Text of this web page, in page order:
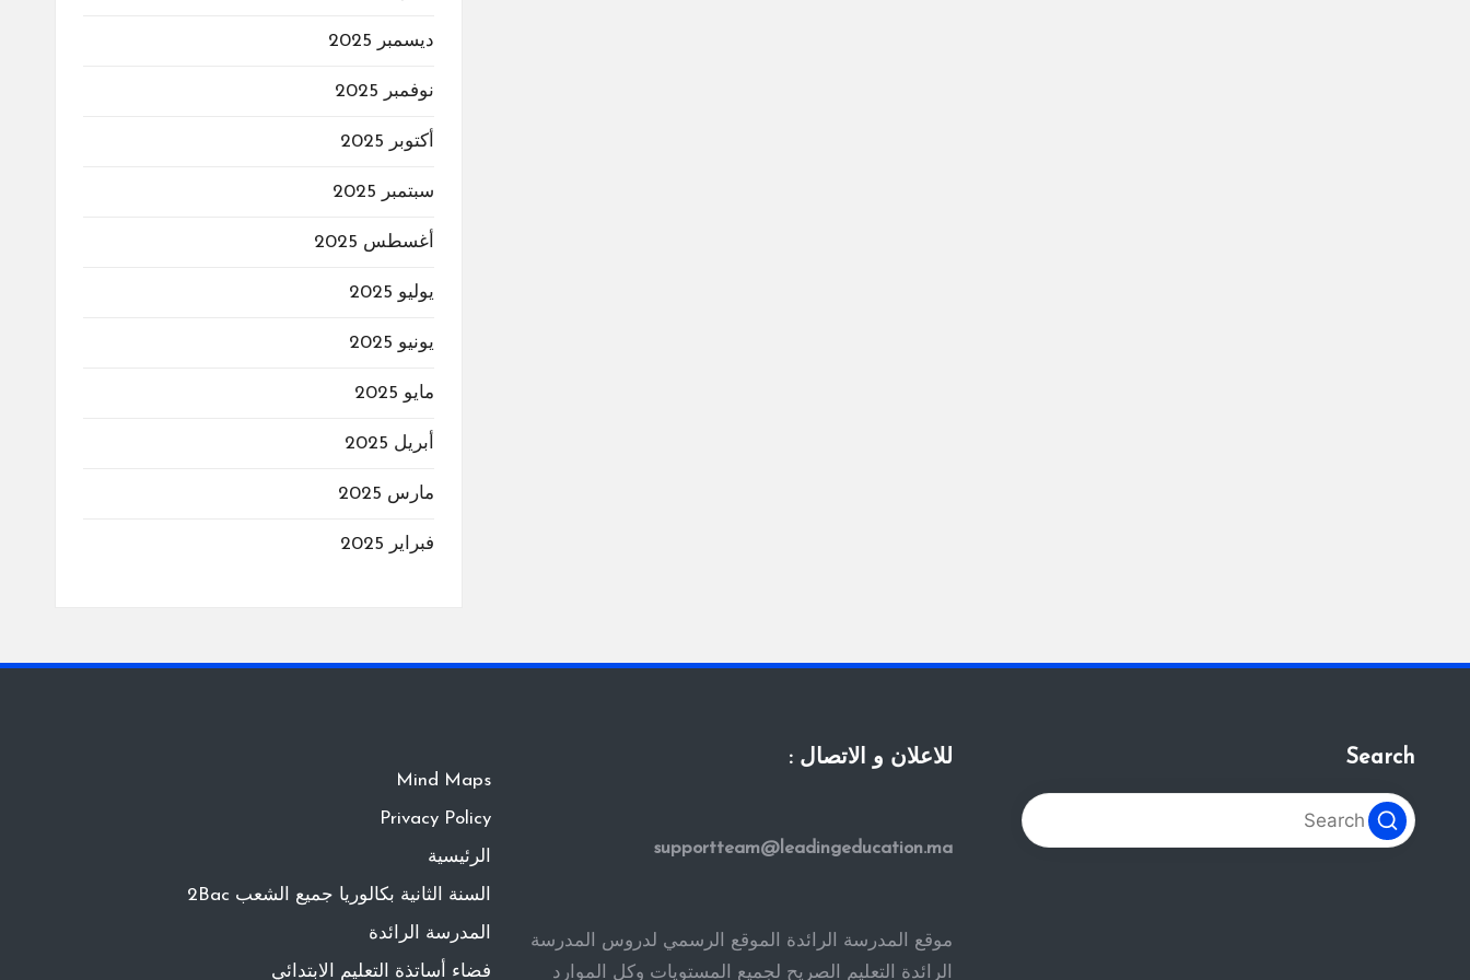
ديسمبر 2025
نوفمبر 2025
أكتوبر 2025
سبتمبر 2025
أغسطس 2025
يوليو 2025
يونيو 2025
مايو 2025
أبريل 2025
مارس 2025
فبراير 2025
Search للاعلان و الاتصال :
supportteam@leadingeducation.ma
موقع المدرسة الرائدة الموقع الرسمي لدروس المدرسة
الرائدة التعليم الصريح لجميع المستويات وكل الموارد
Mind Maps
Privacy Policy
الرئيسية
السنة الثانية بكالوريا جميع الشعب 2Bac
المدرسة الرائدة
فضاء أساتذة التعليم الابتدائي